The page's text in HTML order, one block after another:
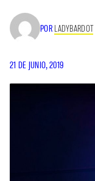
POR LADYBARDOT
21 DE JUNIO, 2019